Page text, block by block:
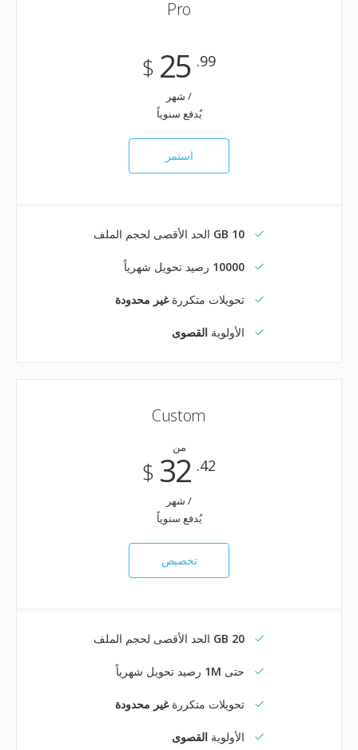
Pro
$ 25 .99
/ شهر
يُدفع سنوياً
استمر
10 GB الحد الأقصى لحجم الملف
10000 رصيد تحويل شهرياً
تحويلات متكررةغير محدودة
الأولوية القصوى
Custom
من
$ 32 .42
/ شهر
يُدفع سنوياً
تخصيص
20 GB الحد الأقصى لحجم الملف
حتى 1M رصيد تحويل شهرياً
تحويلات متكررةغير محدودة
الأولوية القصوى